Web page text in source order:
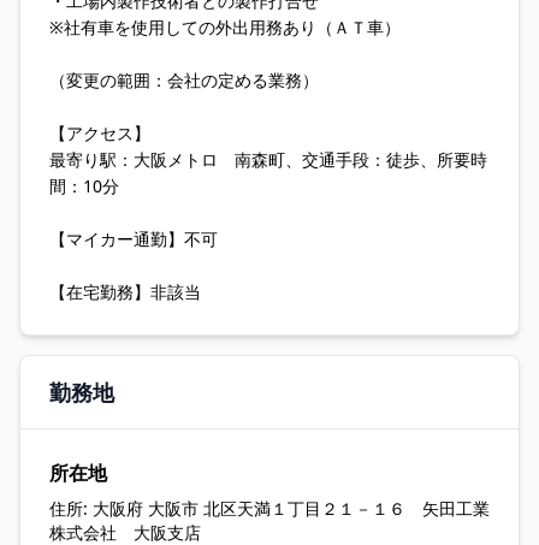
※社有車を使用しての外出用務あり（ＡＴ車）
（変更の範囲：会社の定める業務）
【アクセス】
最寄り駅：大阪メトロ 南森町、交通手段：徒歩、所要時
間：10分
【マイカー通勤】不可
【在宅勤務】非該当
勤務地
所在地
住所: 大阪府 大阪市 北区天満１丁目２１－１６ 矢田工業
株式会社 大阪支店